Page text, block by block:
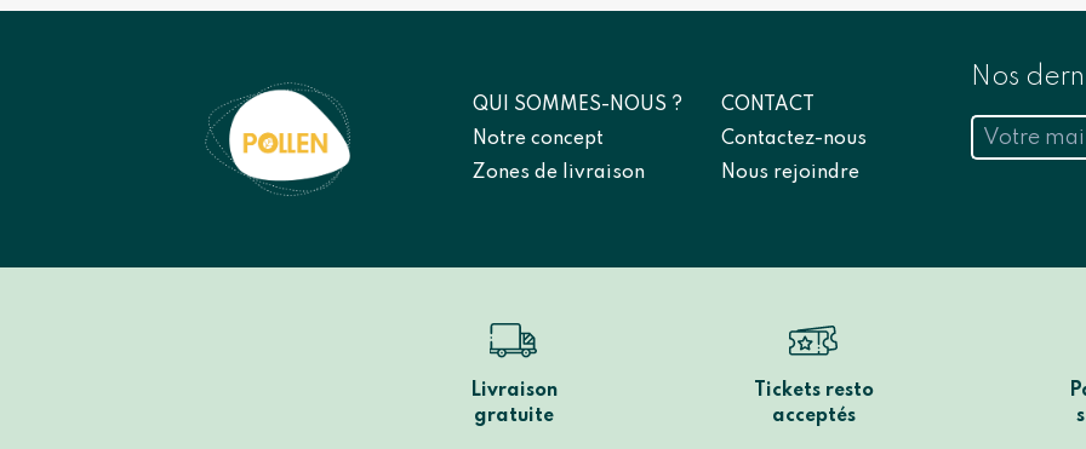
QUI SOMMES-NOUS ?
Notre concept
Zones de livraison
CONTACT
Contactez-nous
Nous rejoindre
Nos
Livraison
gratuite
Tickets resto
acceptés